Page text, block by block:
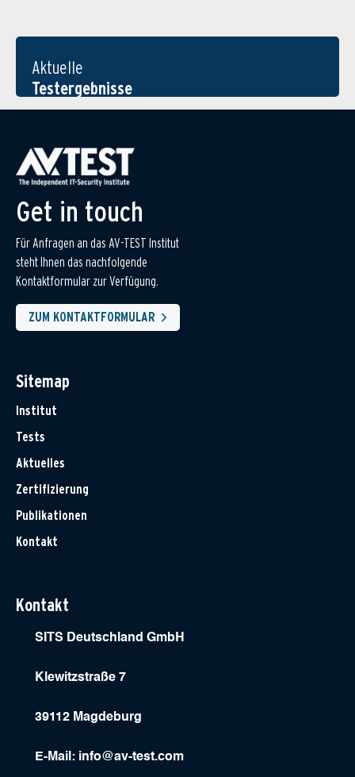
Aktuelle
Testergebnisse
Get in touch
Für Anfragen an das AV-TEST Institut
steht Ihnen das nachfolgende
Kontaktformular zur Verfügung.
ZUM KONTAKTFORMULAR
Sitemap
Institut
Tests
Aktuelles
Zertifizierung
Publikationen
Kontakt
Kontakt
SITS Deutschland GmbH
Klewitzstraße 7
39112 Magdeburg
E-Mail: info@av-test.com